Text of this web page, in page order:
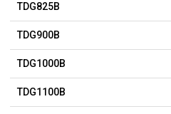
TDG825B
TDG900B
TDG1000B
TDG1100B